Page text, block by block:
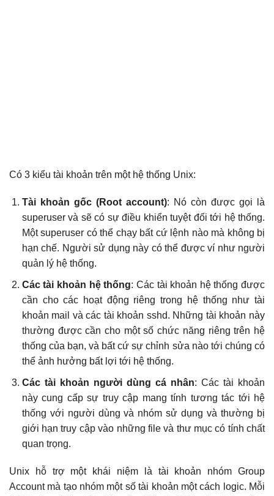
Có 3 kiểu tài khoản trên một hệ thống Unix:
Tài khoản gốc (Root account): Nó còn được gọi là
superuser và sẽ có sự điều khiển tuyệt đối tới hệ thống.
Một superuser có thể chạy bất cứ lệnh nào mà không bị
hạn chế. Người sử dụng này có thể được ví như người
quản lý hệ thống.
Các tài khoản hệ thống: Các tài khoản hệ thống được
cần cho các hoạt động riêng trong hệ thống như tài
khoản mail và các tài khoản sshd. Những tài khoản này
thường được cần cho một số chức năng riêng trên hệ
thống của bạn, và bất cứ sự chỉnh sửa nào tới chúng có
thể ảnh hưởng bất lợi tới hệ thống.
Các tài khoản người dùng cá nhân: Các tài khoản
này cung cấp sự truy cập mang tính tương tác tới hệ
thống với người dùng và nhóm sử dụng và thường bị
giới hạn truy cập vào những file và thư mục có tính chất
quan trọng.
Unix hỗ trợ một khái niệm là tài khoản nhóm Group
Account mà tạo nhóm một số tài khoản một cách logic. Mỗi